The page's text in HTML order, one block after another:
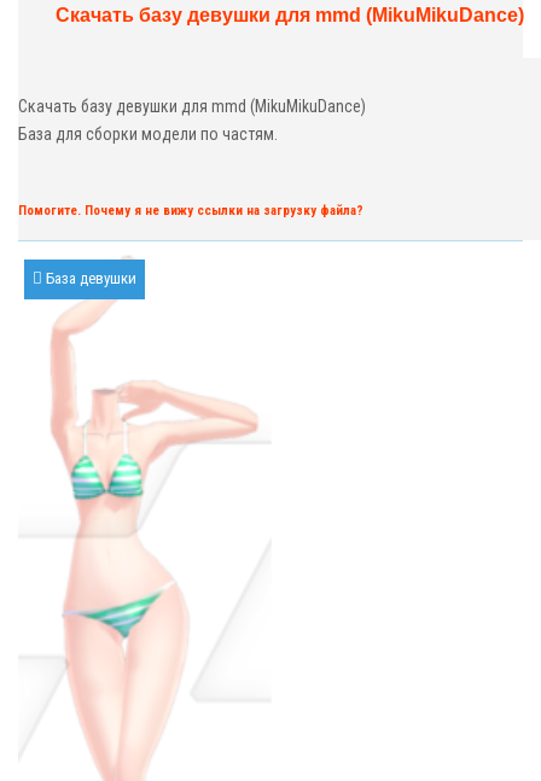
Скачать базу девушки для mmd (MikuMikuDance)
Скачать базу девушки для mmd (MikuMikuDance)
База для сборки модели по частям.
Помогите. Почему я не вижу ссылки на загрузку файла?
База девушки